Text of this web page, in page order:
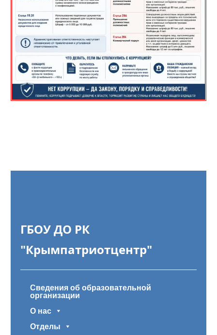
ГБОУ ДО РК
"Крымпатриотцентр"
Сведения об образовательной
организации
О нас
Отделы